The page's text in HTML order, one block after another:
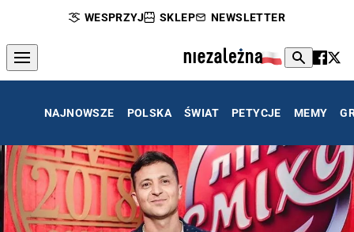
WESPRZYJ SKLEP NEWSLETTER
NAJNOWSZE POLSKA ŚWIAT PETYCJE MEMY